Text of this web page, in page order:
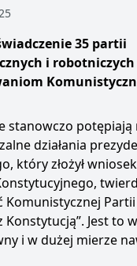
35 partii
i
stanowczo potępiają
działania
który złożył
Komunistycznej
Konstytucją”. Jest to
i w dużej mierze